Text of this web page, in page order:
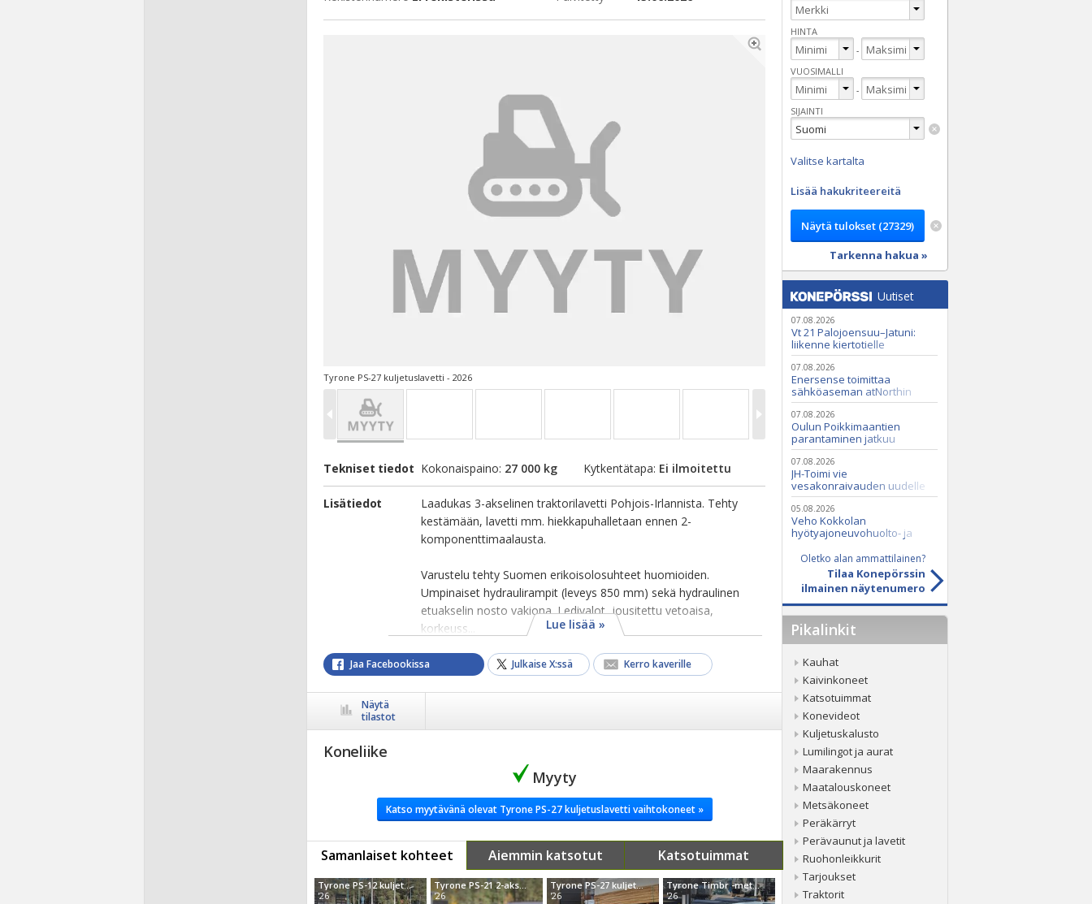
Tyrone PS-27 kuljetuslavetti - 2026
Tekniset tiedot Kokonaispaino: 27 000 kg Kytkentätapa: Ei ilmoitettu
Lisätiedot
Laadukas 3-akselinen traktorilavetti Pohjois-Irlannista. Tehty
kestämään, lavetti mm. hiekkapuhalletaan ennen 2-
komponenttimaalausta.
Varustelu tehty Suomen erikoisolosuhteet huomioiden.
Umpinaiset hydraulirampit (leveys 850 mm) sekä hydraulinen
etuakselin nosto vakiona. Ledivalot, jousitettu vetoaisa,
korkeuss...
Lue lisää »
Jaa Facebookissa Julkaise X:ssä Kerro kaverille
Näytä
tilastot
Koneliike
Myyty
Katso myytävänä olevat Tyrone PS-27 kuljetuslavetti vaihtokoneet »
Samanlaiset kohteet Aiemmin katsotut Katsotuimmat
Tyrone PS-12 kuljetuslavetti
'26
Tyrone PS-21 2-akselinen kuljetuslavetti
'26
Tyrone PS-27 kuljetuslavetti
'26
Tyrone Timbr -metsäkonelavett...
'26
HINTA
-
VUOSIMALLI
-
SIJAINTI
Valitse kartalta
Lisää hakukriteereitä
Tarkenna hakua »
Uutiset
07.08.2026
Vt 21 Palojoensuu–Jatuni:
liikenne kiertotielle
Nunasjoen silloilla
07.08.2026
Enersense toimittaa
sähköaseman atNorthin
datakeskukseen
07.08.2026
Oulun Poikkimaantien
parantaminen jatkuu
07.08.2026
JH-Toimi vie
vesakonraivauden uudelle
tasolle Casen ja Seppi-
murskaimen avulla
05.08.2026
Veho Kokkolan
hyötyajoneuvohuolto- ja
Oy:lle lokakuussa
Oletko alan ammattilainen?
Tilaa Konepörssin
ilmainen näytenumero
Pikalinkit
Kauhat
Kaivinkoneet
Katsotuimmat
Konevideot
Kuljetuskalusto
Lumilingot ja aurat
Maarakennus
Maatalouskoneet
Metsäkoneet
Peräkärryt
Perävaunut ja lavetit
Ruohonleikkurit
Tarjoukset
Traktorit